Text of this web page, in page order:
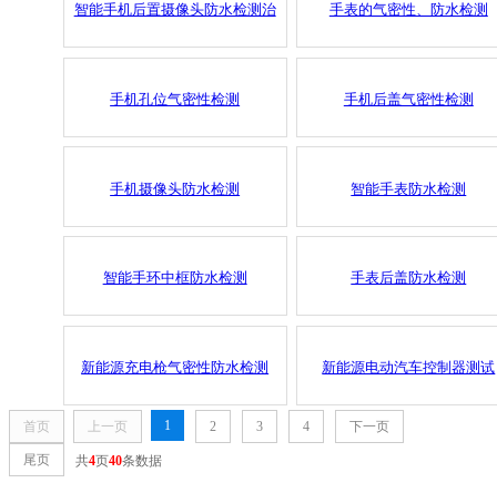
智能手机后置摄像头防水检测治
具
手表的气密性、防水检测
手机孔位气密性检测 手机后盖气密性检测
手机摄像头防水检测 智能手表防水检测
智能手环中框防水检测 手表后盖防水检测
新能源充电枪气密性防水检测 新能源电动汽车控制器测试
首页 上一页 1 2 3 4 下一页
尾页 共4页40条数据